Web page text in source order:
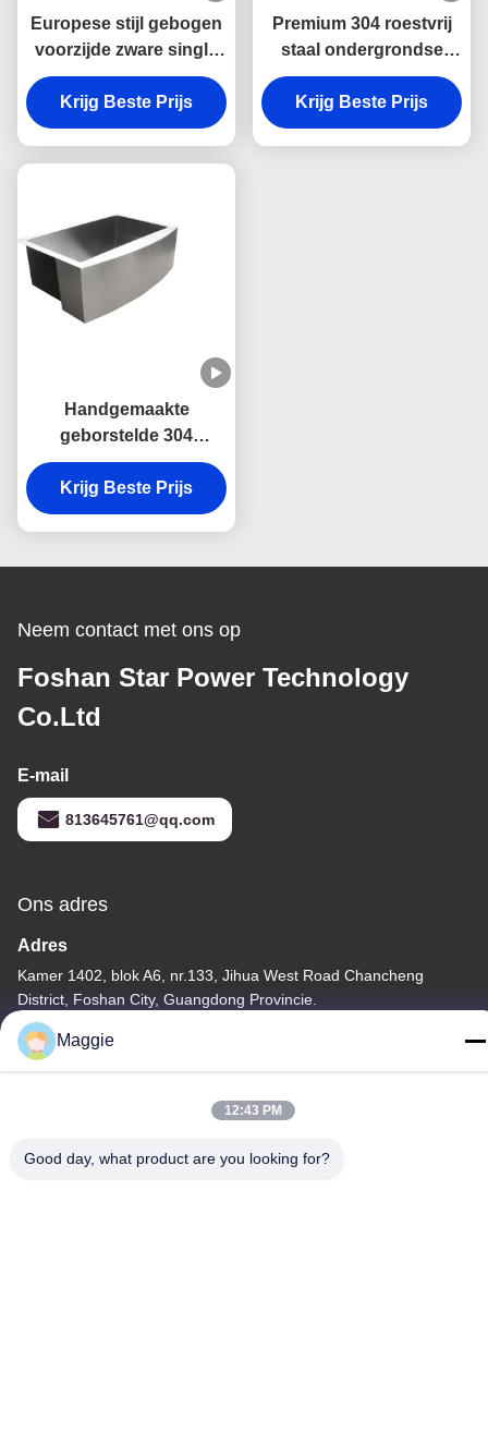
Europese stijl gebogen
voorzijde zware single
bowl boerderij wasbak
in 304 roestvrij staal
voor de keuken
Krijg Beste Prijs
Premium 304 roestvrij
staal ondergrondse
keuken wastafel met
schramvast en
makkelijk schoon te
Krijg Beste Prijs
Handgemaakte
geborstelde 304
roestvrij staal boerderij
wasbak met
geluidsdemping en
gebogen voorschoon
Krijg Beste Prijs
Neem contact met ons op
Foshan Star Power Technology
Co.Ltd
E-mail
813645761@qq.com
Ons adres
Adres
Kamer 1402, blok A6, nr.133, Jihua West Road Chancheng
District, Foshan City, Guangdong Provincie.
Tel
86-13342999029
Maggie
12:43 PM
Good day, what product are you looking for?